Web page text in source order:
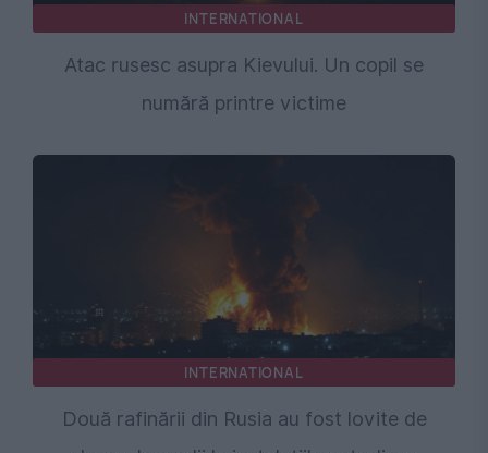
INTERNATIONAL
Atac rusesc asupra Kievului. Un copil se
numără printre victime
INTERNATIONAL
Două rafinării din Rusia au fost lovite de